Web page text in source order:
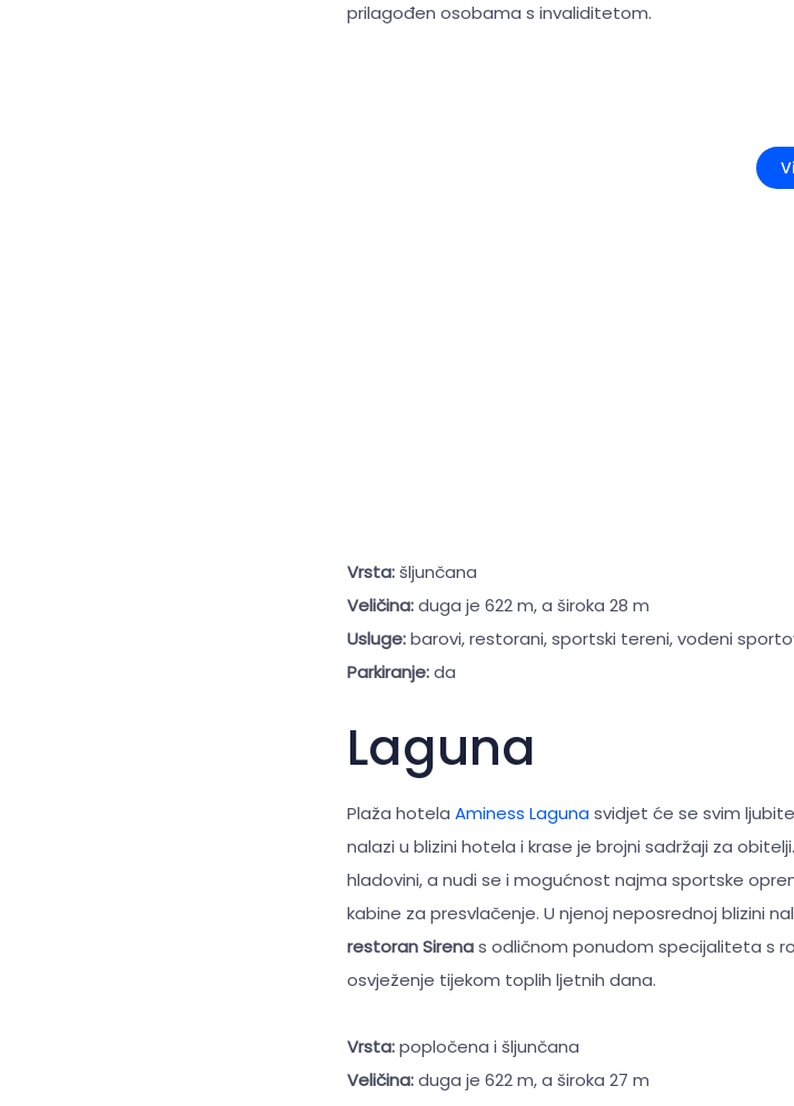
prilagođen osobama s invaliditetom.
Vrsta:šljunčana
Veličina:duga je 622 m, a široka 28 m
Usluge:barovi, restorani, sportski tereni, vodeni
Parkiranje:da
Laguna
Plaža hotela Aminess Lagunasvidjet će se svim
nalazi u blizini hotela i krase je brojni sadržaji za
hladovini, a nudi se i mogućnost najma sportske
kabine za presvlačenje. U njenoj neposrednoj blizini
restoran Sirenas odličnom ponudom specijaliteta s
osvježenje tijekom toplih ljetnih dana.
Vrsta:popločena i šljunčana
Veličina:duga je 622 m, a široka 27 m